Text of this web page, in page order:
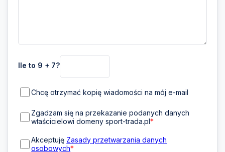
Ile to 9 + 7?
Chcę otrzymać kopię wiadomości na mój e-mail
Zgadzam się na przekazanie podanych danych
właścicielowi domeny sport-trada.pl*
Akceptuję Zasady przetwarzania danych
osobowych*